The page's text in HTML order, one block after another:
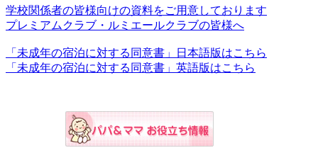
学校関係者の皆様向けの資料をご用意しております
プレミアムクラブ・ルミエールクラブの皆様へ
「未成年の宿泊に対する同意書」日本語版はこちら
「未成年の宿泊に対する同意書」英語版はこちら